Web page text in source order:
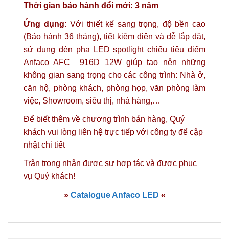
Thời gian bảo hành đổi mới: 3 năm
Ứng dụng:Với thiết kế sang trọng, độ bền cao
(Bảo hành 36 tháng), tiết kiệm điện và dễ lắp đặt,
sử dụng đèn pha LED spotlight chiếu tiêu điểm
Anfaco AFC 916D 12W giúp tạo nên những
không gian sang trọng chocác công trình: Nhà ở,
căn hộ, phòng khách, phòng họp, văn phòng làm
việc, Showroom, siêu thị, nhà hàng,…
Để biết thêm về chương trình bán hàng, Quý
khách vui lòng liên hệ trực tiếp với công ty để cập
nhật chi tiết
Trân trọng nhận được sự hợp tác và được phục
vụ Quý khách!
» Catalogue Anfaco LED «